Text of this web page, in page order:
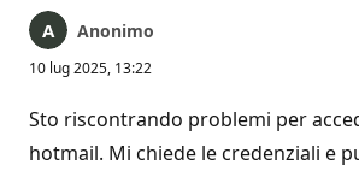
Anonimo
10 lug 2025, 13:22
Sto riscontrando problemi per
hotmail. Mi chiede le credenziali e